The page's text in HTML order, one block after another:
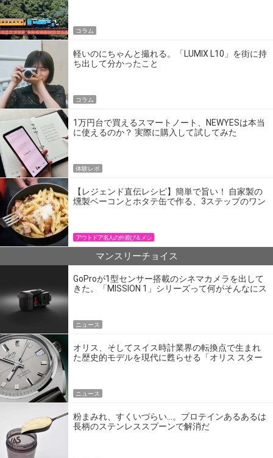
コラム
軽いのにちゃんと撮れる。「LUMIX L10」を街に持
ち出して分かったこと
コラム
1万円台で買えるスマートノート、NEWYESは本当
に使えるのか？ 実際に購入して試してみた
体験レポ
【レジェンド直伝レシピ】簡単で旨い！ 自家製の
燻製ベーコンとホタテ缶で作る、3ステップのワン
アウトドア名人の外遊び＆メシ
マンスリーチョイス
GoProが1型センサー搭載のシネマカメラを出して
きた。「MISSION 1」シリーズって何がそんなにス
ニュース
オリス、そしてスイス時計業界の転換点で生まれ
た歴史的モデルを現代に甦らせる「オリス スター
ニュース
粉まみれ、すくいづらい…。プロテインあるあるは
長柄のステンレススプーンで解消だ